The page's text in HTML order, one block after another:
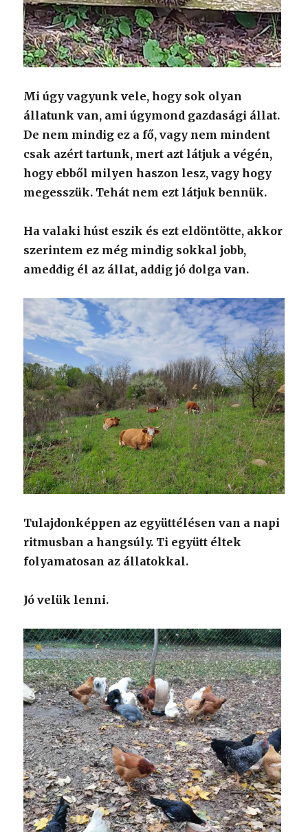
Mi úgy vagyunk vele, hogy sok olyan
állatunk van, ami úgymond gazdasági állat.
De nem mindig ez a fő, vagy nem mindent
csak azért tartunk, mert azt látjuk a végén,
hogy ebből milyen haszon lesz, vagy hogy
megesszük. Tehát nem ezt látjuk bennük.
Ha valaki húst eszik és ezt eldöntötte, akkor
szerintem ez még mindig sokkal jobb,
ameddig él az állat, addig jó dolga van.
Tulajdonképpen az együttélésen van a napi
ritmusban a hangsúly. Ti együtt éltek
folyamatosan az állatokkal.
Jó velük lenni.